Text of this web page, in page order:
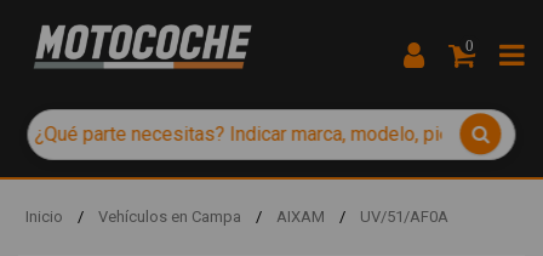
0
Inicio / Vehículos en Campa / AIXAM / UV/51/AF0A